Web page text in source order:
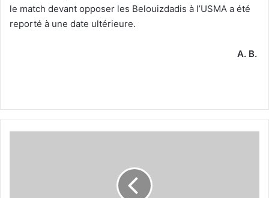
le match devant opposer les Belouizdadis à l’USMA a été
reporté à une date ultérieure.
A. B.